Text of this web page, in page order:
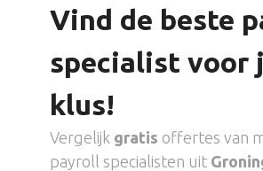
Vind de beste
specialist voor
klus!
Vergelijk gratis offertes van
payroll specialisten uit